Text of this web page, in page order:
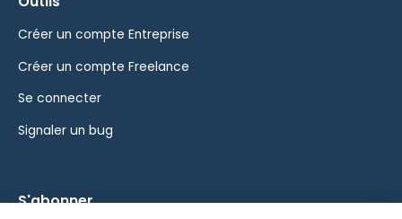
Créer un compte Entreprise
Créer un compte Freelance
Se connecter
Signaler un bug
S'abonner